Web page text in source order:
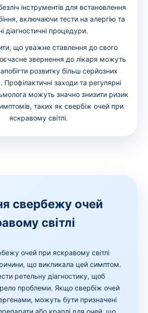
інструментів для встановлення
включаючи тести на алергію та
діагностичні процедури.
що уважне ставлення до свого
звернення до лікаря можуть
розвитку більш серйозних
заходи та регулярні
можуть значно знизити ризик
таких як свербіж очей при
яскравому світлі.
свербежу очей
світлі
очей при яскравому світлі
що викликала цей симптом.
ретельну діагностику, щоб
проблеми. Якщо свербіж очей
можуть бути призначені
препарати або краплі для очей, що